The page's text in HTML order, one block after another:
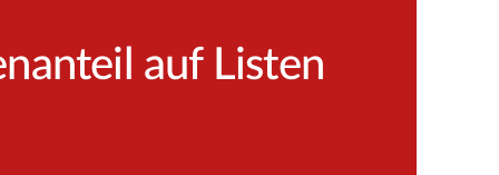
auf Listen